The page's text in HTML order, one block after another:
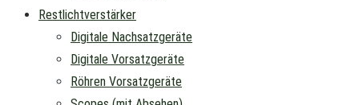
Restlichtverstärker
Digitale Nachsatzgeräte
Digitale Vorsatzgeräte
Röhren Vorsatzgeräte